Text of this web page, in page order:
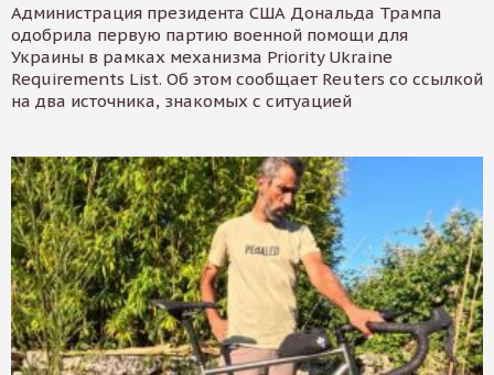
Администрация президента США Дональда Трампа
одобрила первую партию военной помощи для
Украины в рамках механизма Priority Ukraine
Requirements List. Об этом сообщает Reuters со ссылкой
на два источника, знакомых с ситуацией